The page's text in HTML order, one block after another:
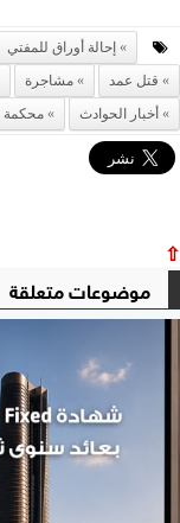
إحالة أوراق للمفتي
قتل عمد
مشاجرة
أخبار الحوادث
محكمة
⇧
موضوعات متعلقة